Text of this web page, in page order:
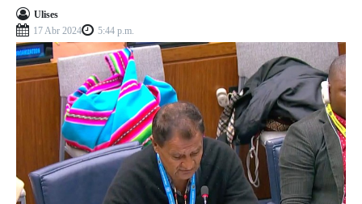
Ulises
17 Abr 2024
5:44 p.m.